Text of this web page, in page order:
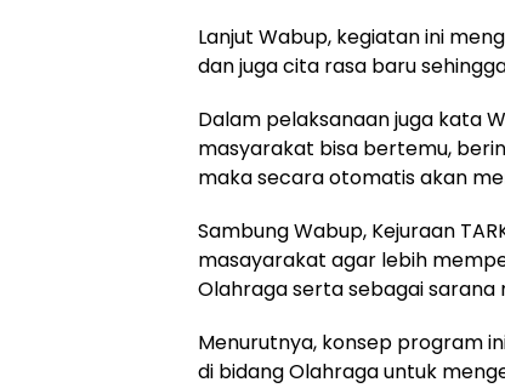
Lanjut Wabup, kegiatan ini
dan juga cita rasa baru
Dalam pelaksanaan juga kata
masyarakat bisa bertemu,
maka secara otomatis akan
Sambung Wabup, Kejuraan
masayarakat agar lebih
Olahraga serta sebagai
Menurutnya, konsep program
di bidang Olahraga untuk